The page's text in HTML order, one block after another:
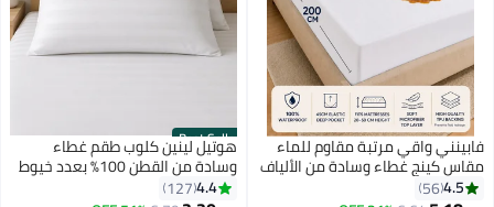
فابينني واقي مرتبة مقاوم للماء
مقاس كينج غطاء وسادة من الألياف
الدقيقة والبولي يوريثين عالي
4.5
56
Best Seller
هوتيل لينين كلوب طقم غطاء
وسادة من القطن 100% بعدد خيوط
300 مقاس 1 بوصة مكون من 4.4
127